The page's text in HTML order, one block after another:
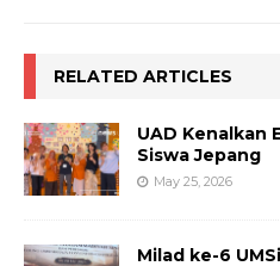
RELATED ARTICLES
UAD Kenalkan
Siswa Jepang
May 25, 2026
Milad ke-6